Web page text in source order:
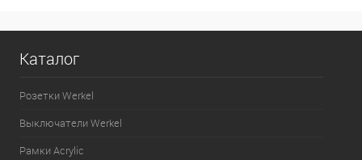
Каталог
Розетки Werkel
Выключатели Werkel
Рамки Acrylic